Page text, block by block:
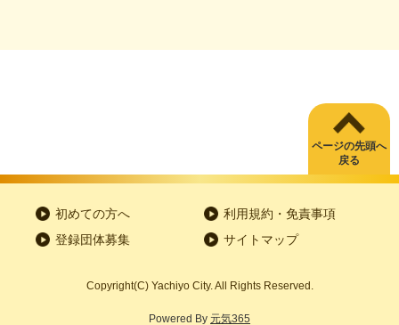
ページの先頭へ
戻る
初めての方へ
利用規約・免責事項
登録団体募集
サイトマップ
Copyright(C) Yachiyo City. All Rights Reserved.
Powered By 元気365